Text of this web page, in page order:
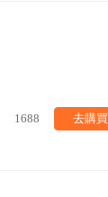
1688 去購買